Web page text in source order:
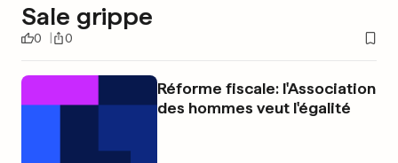
Sale grippe
0 0
Réforme fiscale: l'Association
des hommes veut l'égalité